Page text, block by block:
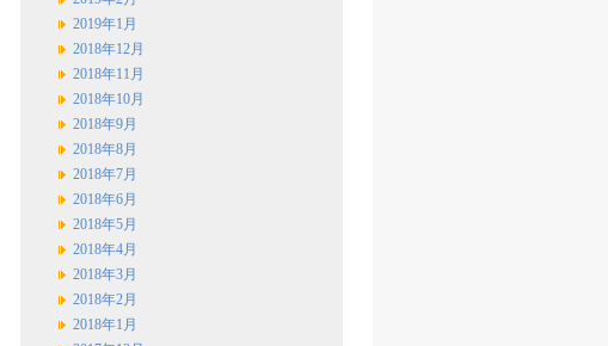
2019年1月
2018年12月
2018年11月
2018年10月
2018年9月
2018年8月
2018年7月
2018年6月
2018年5月
2018年4月
2018年3月
2018年2月
2018年1月